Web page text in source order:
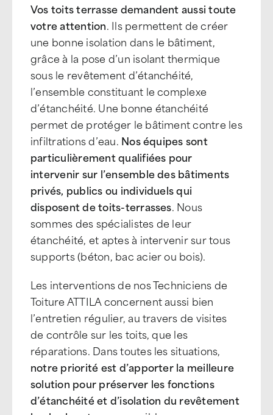
Vos toits terrasse demandent aussi toute
votre attention. Ils permettent de créer
une bonne isolation dans le bâtiment,
grâce à la pose d’un isolant thermique
sous le revêtement d’étanchéité,
l’ensemble constituant le complexe
d’étanchéité. Une bonne étanchéité
permet de protéger le bâtiment contre les
infiltrations d’eau. Nos équipes sont
particulièrement qualifiées pour
intervenir sur l’ensemble des bâtiments
privés, publics ou individuels qui
disposent de toits-terrasses. Nous
sommes des spécialistes de leur
étanchéité, et aptes à intervenir sur tous
supports (béton, bac acier ou bois).
Les interventions de nos Techniciens de
Toiture ATTILA concernent aussi bien
l’entretien régulier, au travers de visites
de contrôle sur les toits, que les
réparations. Dans toutes les situations,
notre priorité est d’apporter la meilleure
solution pour préserver les fonctions
d’étanchéité et d’isolation du revêtement